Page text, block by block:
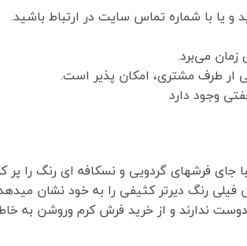
و یا با شماره تماس سایت در ارتباط باشید.
طرف مشتری، امکان پذیر است.
وجود دارد
جای فرشهای گردویی و نسکافه ای رنگ
رنگ دیرتر کثیفی را به خود نشان
دوست ندارند و از خرید فرش کرم وروشن